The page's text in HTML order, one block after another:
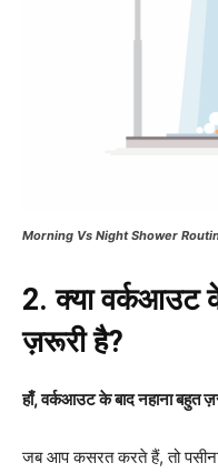
Morning Vs Night Shower
2. क्या वर्कआउट
ज़रूरी है?
हाँ, वर्कआउट के बाद नहाना बहुत
जब आप कसरत करते हैं, तो